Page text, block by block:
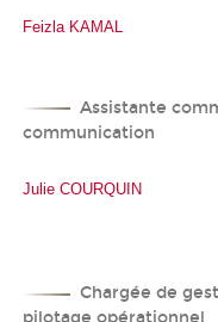
Feizla KAMAL
Assistante
communication
Julie COURQUIN
Chargée de